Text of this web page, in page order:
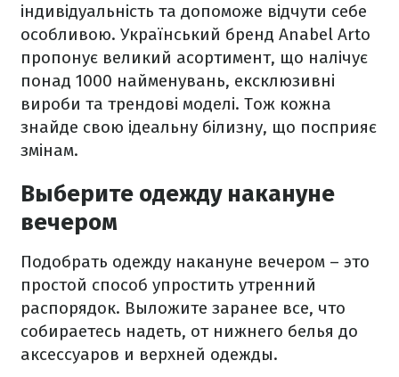
індивідуальність та допоможе відчути себе
особливою. Український бренд Anabel Arto
пропонує великий асортимент, що налічує
понад 1000 найменувань, ексклюзивні
вироби та трендові моделі. Тож кожна
знайде свою ідеальну білизну, що посприяє
змінам.
Выберите одежду накануне
вечером
Подобрать одежду накануне вечером – это
простой способ упростить утренний
распорядок. Выложите заранее все, что
собираетесь надеть, от нижнего белья до
аксессуаров и верхней одежды.